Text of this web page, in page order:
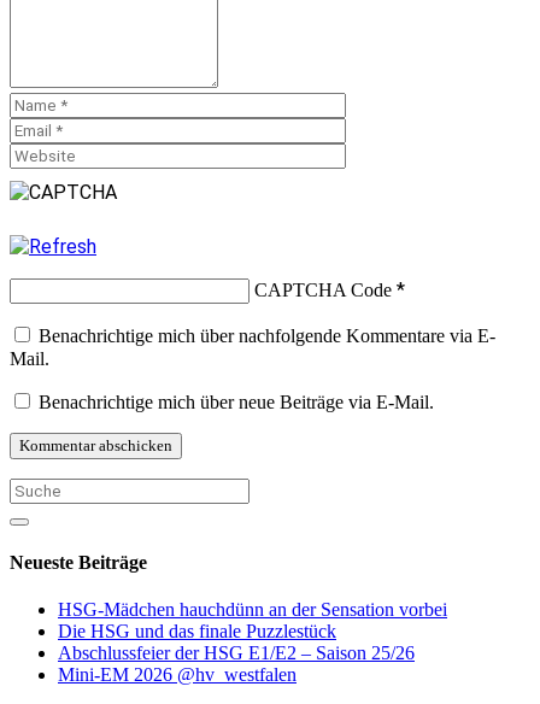
CAPTCHA Code *
Benachrichtige mich über nachfolgende Kommentare via E-
Mail.
Benachrichtige mich über neue Beiträge via E-Mail.
Neueste Beiträge
HSG-Mädchen hauchdünn an der Sensation vorbei
Die HSG und das finale Puzzlestück
Abschlussfeier der HSG E1/E2 – Saison 25/26
Mini-EM 2026 @hv_westfalen